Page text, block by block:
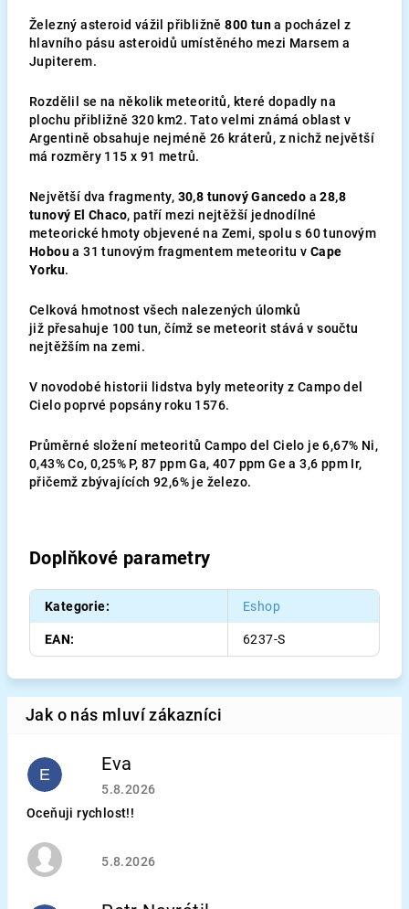
Železný asteroid vážil přibližně800 tuna pocházel z
hlavního pásu asteroidů umístěného mezi Marsem a
Jupiterem.
Rozdělil se na několik meteoritů, které dopadly na
plochu přibližně 320 km2. Tato velmi známá oblast v
Argentině obsahuje nejméně 26 kráterů, z nichž největší
má rozměry 115 x 91 metrů.
Největší dva fragmenty, 30,8 tunový Gancedo a28,8
tunový El Chaco, patří mezi nejtěžší jednodílné
meteorické hmoty objevené na Zemi, spolu s 60 tunovým
Hoboua 31 tunovým fragmentem meteoritu v Cape
Yorku.
Celková hmotnost všech nalezených úlomků
již přesahuje 100 tun, čímž se meteorit stává v součtu
nejtěžším na zemi.
V novodobé historii lidstva byly meteority z Campo del
Cielo poprvé popsány roku 1576.
Průměrné složení meteoritů Campo del Cielo je 6,67% Ni,
0,43% Co, 0,25% P, 87 ppm Ga, 407 ppm Ge a 3,6 ppm Ir,
přičemž zbývajících 92,6% je železo.
Doplňkové parametry
Kategorie: Eshop
EAN: 6237-S
E Eva
Hodnocení obchodu je 5 z 5 hvězdiček.
5.8.2026
Oceňuji rychlost!!
Hodnocení obchodu je 5 z 5 hvězdiček.
5.8.2026